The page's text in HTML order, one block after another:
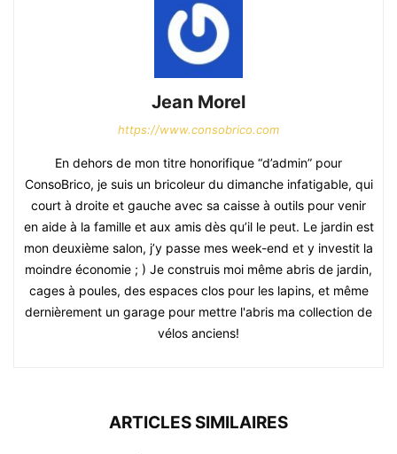
Jean Morel
https://www.consobrico.com
En dehors de mon titre honorifique “d’admin” pour
ConsoBrico, je suis un bricoleur du dimanche infatigable, qui
court à droite et gauche avec sa caisse à outils pour venir
en aide à la famille et aux amis dès qu’il le peut. Le jardin est
mon deuxième salon, j’y passe mes week-end et y investit la
moindre économie ; ) Je construis moi même abris de jardin,
cages à poules, des espaces clos pour les lapins, et même
dernièrement un garage pour mettre l'abris ma collection de
vélos anciens!
ARTICLES SIMILAIRES